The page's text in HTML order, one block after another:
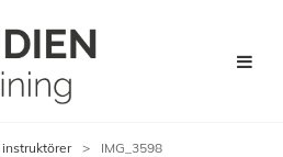
instruktörer > IMG_3598